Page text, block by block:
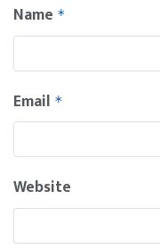
Name *
Email *
Website